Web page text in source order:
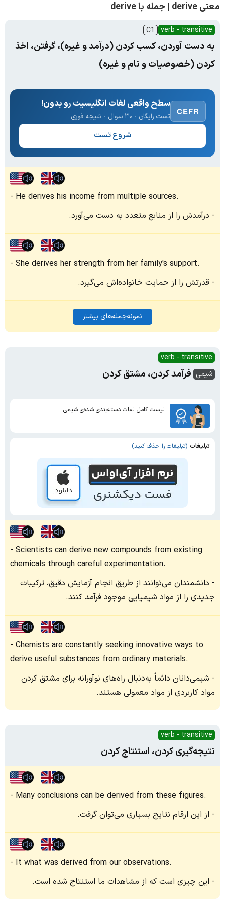
معنی derive | جمله با derive
verb - transitive
C1
به دست آوردن، کسب کردن (درآمد و غیره)، گرفتن، اخذ
کردن (خصوصیات و نام و غیره)
CEFR
سطح واقعی لغات انگلیسیت رو بدون!
تست رایگان · ۳۰ سوال · نتیجه فوری
شروع تست
He derives his income from multiple sources.
درآمدش را از منابع متعدد به دست می‌آورد.
She derives her strength from her family's support.
قدرتش را از حمایت خانواده‌اش می‌گیرد.
نمونه‌جمله‌های بیشتر
verb - transitive
شیمی فرآمد کردن، مشتق کردن
لیست کامل لغات دسته‌بندی شده‌ی شیمی
تبلیغات (تبلیغات را حذف کنید)
Scientists can derive new compounds from existing
chemicals through careful experimentation.
دانشمندان می‌توانند از طریق انجام آزمایش دقیق، ترکیبات
جدیدی را از مواد شیمیایی موجود فرآمد کنند.
Chemists are constantly seeking innovative ways to
derive useful substances from ordinary materials.
شیمی‌دانان دائماً به‌دنبال راه‌های نوآورانه برای مشتق کردن
مواد کاربردی از مواد معمولی هستند.
verb - transitive
نتیجه‌گیری کردن، استنتاج کردن
Many conclusions can be derived from these figures.
از این ارقام نتایج بسیاری می‌توان گرفت.
It what was derived from our observations.
این چیزی است که از مشاهدات ما استنتاج شده است.